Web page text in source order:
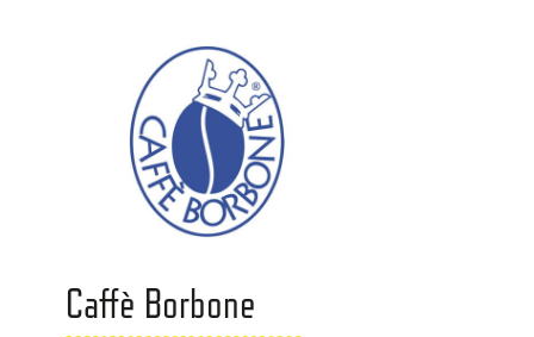
Caffè Borbone